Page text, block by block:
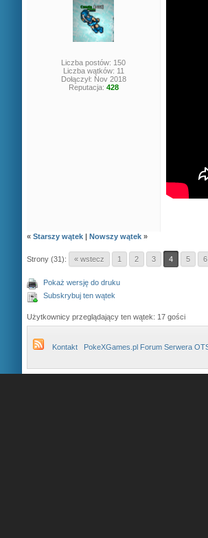
Liczba postów: 150
Liczba wątków: 11
Dołączył: Nov 2018
Reputacja: 428
« Starszy wątek | Nowszy wątek »
Strony (31): « wstecz 1 2 3 4 5 6
Pokaż wersję do druku
Subskrybuj ten wątek
Użytkownicy przeglądający ten wątek: 17 gości
Kontakt PokeXGames.pl Forum Serwera